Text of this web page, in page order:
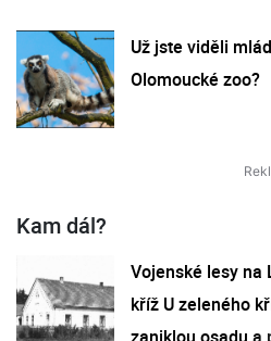
Už jste viděli
Olomoucké zoo?
Kam dál?
Vojenské lesy na
kříž U zeleného